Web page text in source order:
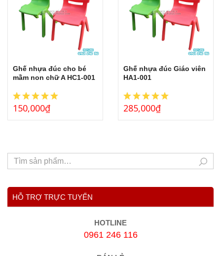
Ghế nhựa đúc cho bé
mầm non chữ A HC1-001
150,000₫
Ghế nhựa đúc Giáo viên
HA1-001
285,000₫
HỖ TRỢ TRỰC TUYẾN
HOTLINE
0961 246 116